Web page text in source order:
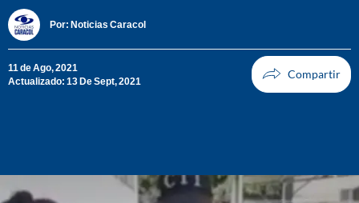
Por: Noticias Caracol
11 de Ago, 2021
Actualizado: 13 De Sept, 2021